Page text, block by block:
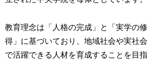
教育理念は「人格の完成」と「実学の修
得」に基づいており、地域社会や実社会
で活躍できる人材を育成することを目指